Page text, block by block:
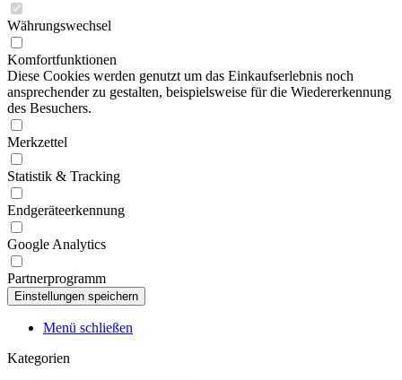
Währungswechsel
Komfortfunktionen
Diese Cookies werden genutzt um das Einkaufserlebnis noch
ansprechender zu gestalten, beispielsweise für die Wiedererkennung
des Besuchers.
Merkzettel
Statistik & Tracking
Endgeräteerkennung
Google Analytics
Partnerprogramm
Menü schließen
Kategorien